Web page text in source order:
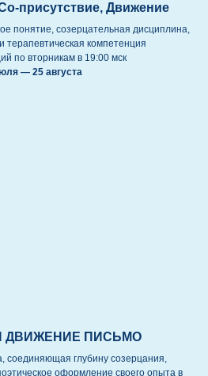
присутствие, Движение
понятие, созерцательная дисциплина,
терапевтическая компетенция
по вторникам в 19:00 мск
— 25 августа
ДВИЖЕНИЕ ПИСЬМО
соединяющая глубину созерцания,
оформление своего опыта в